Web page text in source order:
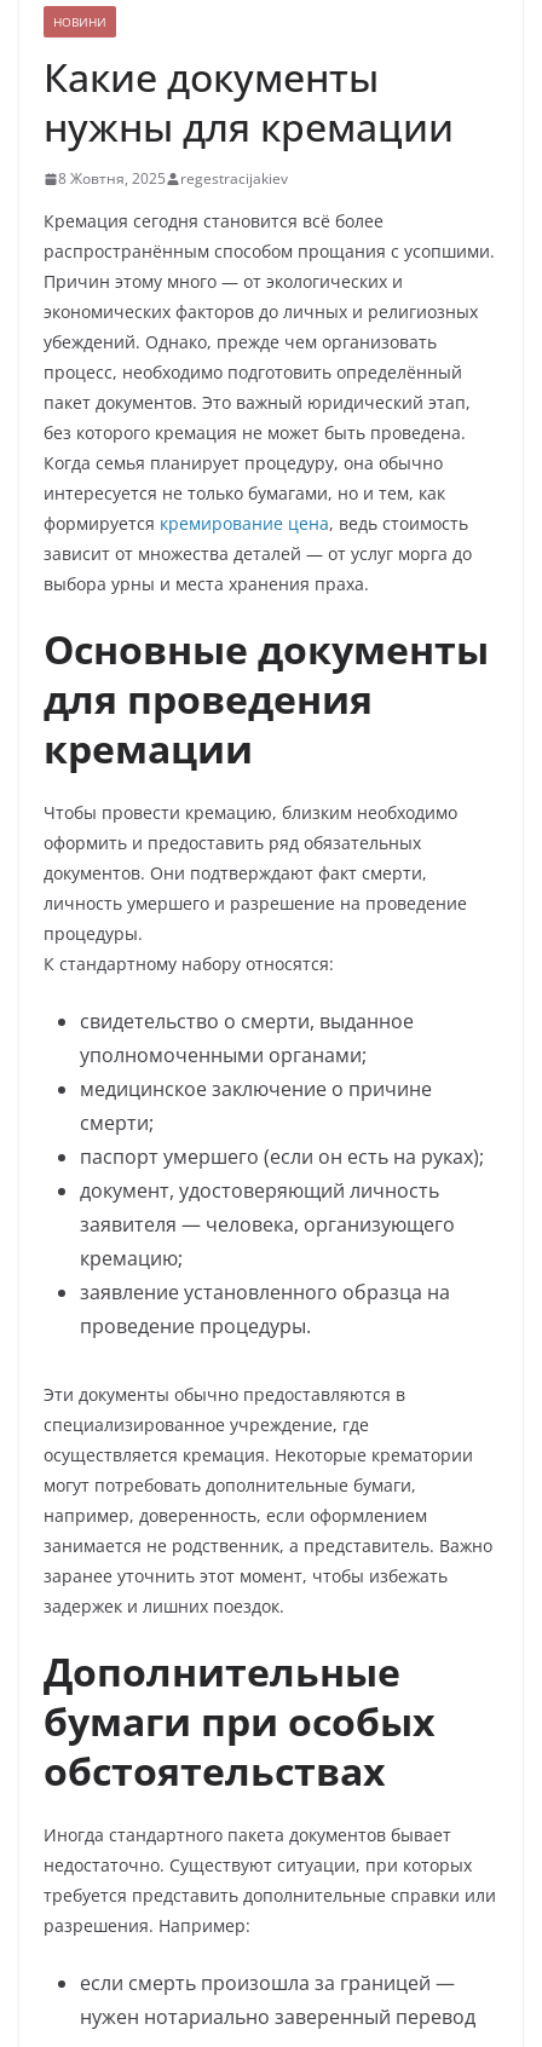
НОВИНИ
Какие документы
нужны для кремации
8 Жовтня, 2025 regestracijakiev
Кремация сегодня становится всё более
распространённым способом прощания с усопшими.
Причин этому много — от экологических и
экономических факторов до личных и религиозных
убеждений. Однако, прежде чем организовать
процесс, необходимо подготовить определённый
пакет документов. Это важный юридический этап,
без которого кремация не может быть проведена.
Когда семья планирует процедуру, она обычно
интересуется не только бумагами, но и тем, как
формируется кремирование цена, ведь стоимость
зависит от множества деталей — от услуг морга до
выбора урны и места хранения праха.
Основные документы
для проведения
кремации
Чтобы провести кремацию, близким необходимо
оформить и предоставить ряд обязательных
документов. Они подтверждают факт смерти,
личность умершего и разрешение на проведение
процедуры.
К стандартному набору относятся:
свидетельство о смерти, выданное
уполномоченными органами;
медицинское заключение о причине
смерти;
паспорт умершего (если он есть на руках);
документ, удостоверяющий личность
заявителя — человека, организующего
кремацию;
заявление установленного образца на
проведение процедуры.
Эти документы обычно предоставляются в
специализированное учреждение, где
осуществляется кремация. Некоторые крематории
могут потребовать дополнительные бумаги,
например, доверенность, если оформлением
занимается не родственник, а представитель. Важно
заранее уточнить этот момент, чтобы избежать
задержек и лишних поездок.
Дополнительные
бумаги при особых
обстоятельствах
Иногда стандартного пакета документов бывает
недостаточно. Существуют ситуации, при которых
требуется представить дополнительные справки или
разрешения. Например:
если смерть произошла за границей —
нужен нотариально заверенный перевод